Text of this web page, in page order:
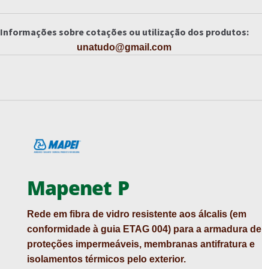
Informações sobre cotações ou utilização dos produtos:
unatudo@gmail.com
Mapenet P
Rede em fibra de vidro resistente aos álcalis (em
conformidade à guia ETAG 004) para a armadura de
proteções impermeáveis, membranas antifratura e
isolamentos térmicos pelo exterior.